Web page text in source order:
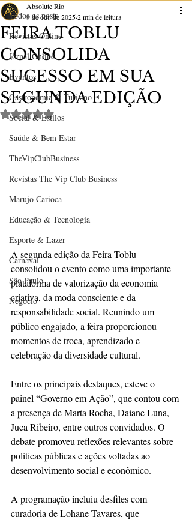
Todos os posts
Revistas Online
Jornal Online
Eventos
Gastronomia & Turismo
Social & Estilos
Saúde & Bem Estar
TheVipClubBusiness
Revistas The Vip Club Business
Marujo Carioca
Educação & Tecnologia
Esporte & Lazer
Carnaval
São Paulo
Negocio
FEIRA TOBLU
CONSOLIDA
SUCESSO EM SUA
SEGUNDA EDIÇÃO
Absolute Rio
9 de out. de 20252 min de leitura
Avaliado com NaN de 5 estrelas.
A segunda edição da Feira Toblu
consolidou o evento como uma importante
plataforma de valorização da economia
criativa, da moda consciente e da
responsabilidade social. Reunindo um
público engajado, a feira proporcionou
momentos de troca, aprendizado e
celebração da diversidade cultural.
Entre os principais destaques, esteve o
painel “Governo em Ação”, que contou com
a presença de Marta Rocha, Daiane Luna,
Juca Ribeiro, entre outros convidados. O
debate promoveu reflexões relevantes sobre
políticas públicas e ações voltadas ao
desenvolvimento social e econômico.
A programação incluiu desfiles com
curadoria de Lohane Tavares, que